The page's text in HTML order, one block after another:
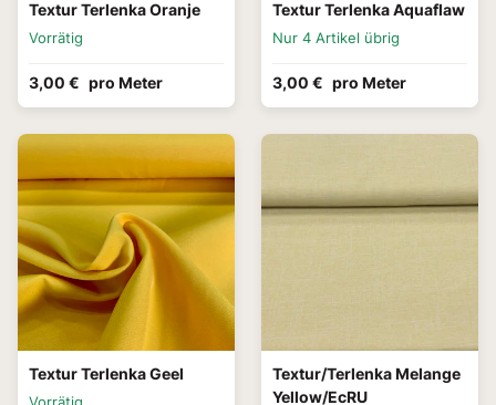
Textur Terlenka Oranje
Vorrätig
3,00 € pro Meter
Textur Terlenka Aquaflaw
Nur 4 Artikel übrig
3,00 € pro Meter
Textur Terlenka Geel
Textur/Terlenka Melange
Yellow/EcRU